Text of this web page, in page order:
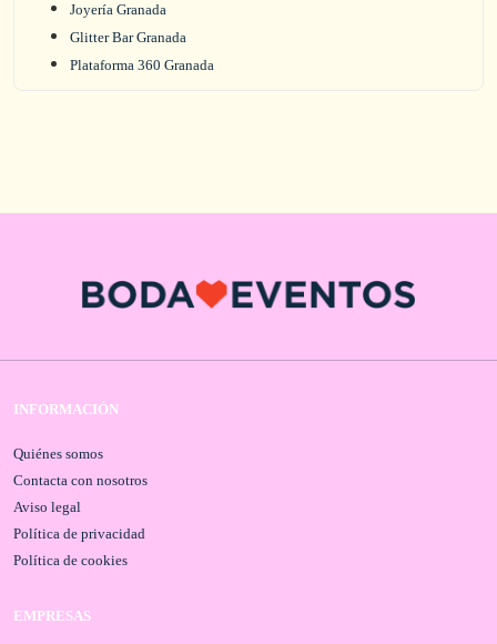
Joyería Granada
Glitter Bar Granada
Plataforma 360 Granada
INFORMACIÓN
Quiénes somos
Contacta con nosotros
Aviso legal
Política de privacidad
Política de cookies
EMPRESAS